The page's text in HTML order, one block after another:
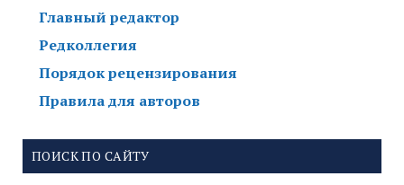
Главный редактор
Редколлегия
Порядок рецензирования
Правила для авторов
ПОИСК ПО САЙТУ